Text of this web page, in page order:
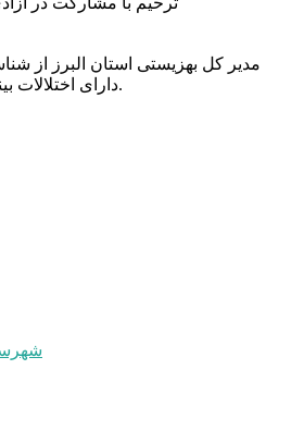
دارای اختلالات بینایی در این استان خبر داد.